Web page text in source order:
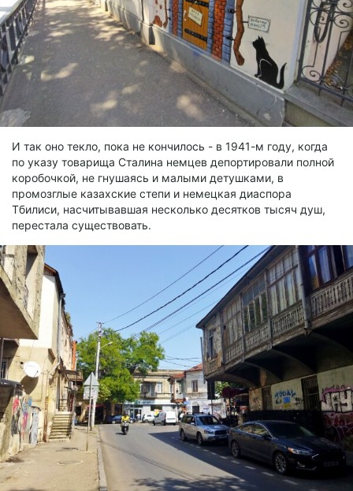
И так оно текло, пока не кончилось - в 1941-м году, когда
по указу товарища Сталина немцев депортировали полной
коробочкой, не гнушаясь и малыми детушками, в
промозглые казахские степи и немецкая диаспора
Тбилиси, насчитывавшая несколько десятков тысяч душ,
перестала существовать.